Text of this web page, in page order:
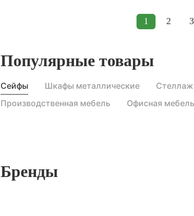
1 2 3
Популярные товары
Сейфы Шкафы металлические
Производственная мебель
Офисная мебель
Бренды